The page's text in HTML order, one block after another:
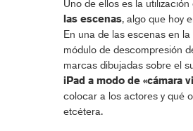
Uno de ellos es la utilización
las escenas, algo que hoy
En una de las escenas en
módulo de descompresión
marcas dibujadas sobre el
iPad a modo de «cámara
colocar a los actores y qué
etcétera.